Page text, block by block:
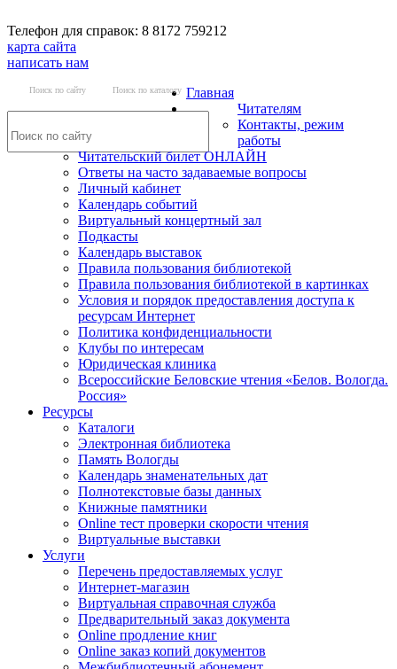
Телефон для справок: 8 8172 759212
карта сайта
написать нам
Поиск по сайту Поиск по каталогу Главная
Читателям
Контакты, режим
работы
Читательский билет ОНЛАЙН
Ответы на часто задаваемые вопросы
Личный кабинет
Календарь событий
Виртуальный концертный зал
Подкасты
Календарь выставок
Правила пользования библиотекой
Правила пользования библиотекой в картинках
Условия и порядок предоставления доступа к
ресурсам Интернет
Политика конфиденциальности
Клубы по интересам
Юридическая клиника
Всероссийские Беловские чтения «Белов. Вологда.
Россия»
Ресурсы
Каталоги
Электронная библиотека
Память Вологды
Календарь знаменательных дат
Полнотекстовые базы данных
Книжные памятники
Online тест проверки скорости чтения
Виртуальные выставки
Услуги
Перечень предоставляемых услуг
Интернет-магазин
Виртуальная справочная служба
Предварительный заказ документа
Online продление книг
Online заказ копий документов